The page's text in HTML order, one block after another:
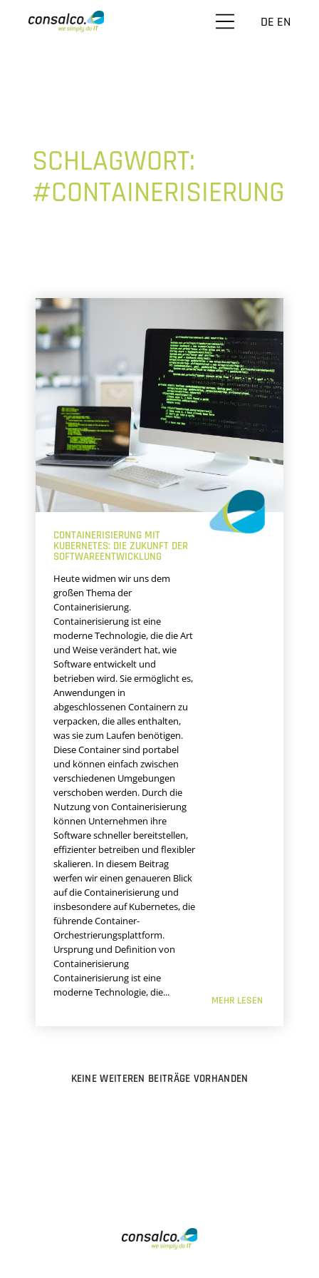
DE EN
SCHLAGWORT:
#CONTAINERISIERUNG
CONTAINERISIERUNG MIT
KUBERNETES: DIE ZUKUNFT DER
SOFTWAREENTWICKLUNG
Heute widmen wir uns dem
großen Thema der
Containerisierung.
Containerisierung ist eine
moderne Technologie, die die Art
und Weise verändert hat, wie
Software entwickelt und
betrieben wird. Sie ermöglicht es,
Anwendungen in
abgeschlossenen Containern zu
verpacken, die alles enthalten,
was sie zum Laufen benötigen.
Diese Container sind portabel
und können einfach zwischen
verschiedenen Umgebungen
verschoben werden. Durch die
Nutzung von Containerisierung
können Unternehmen ihre
Software schneller bereitstellen,
effizienter betreiben und flexibler
skalieren. In diesem Beitrag
werfen wir einen genaueren Blick
auf die Containerisierung und
insbesondere auf Kubernetes, die
führende Container-
Orchestrierungsplattform.
Ursprung und Definition von
Containerisierung
Containerisierung ist eine
moderne Technologie, die...
MEHR LESEN
KEINE WEITEREN BEITRÄGE VORHANDEN